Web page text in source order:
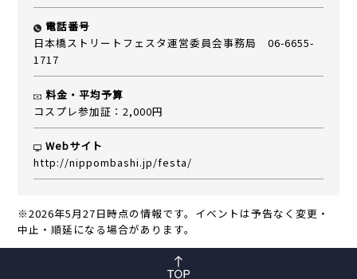
電話番号
日本橋ストリートフェスタ運営委員会事務局 06-6655-
1717
料金・平均予算
コスプレ参加証：2,000円
Webサイト
http://nippombashi.jp/festa/
※2026年5月27日時点の情報です。イベントは予告なく変更・
中止・順延になる場合があります。